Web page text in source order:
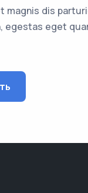
magnis dis
egestas eget